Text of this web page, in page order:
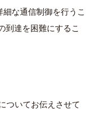
な通信制御を行うこ
到達を困難にするこ
ついてお伝えさせて